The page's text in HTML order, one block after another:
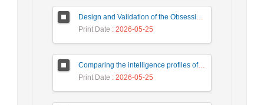
Design and Validation of the Obsessive-Compulsive Questionnaire
Print Date : 2026-05-25
Comparing the intelligence profiles of children with attention deficit hyperactivity disorder and normal children based on WISC-V complementary and secondary subtests
Print Date : 2026-05-25